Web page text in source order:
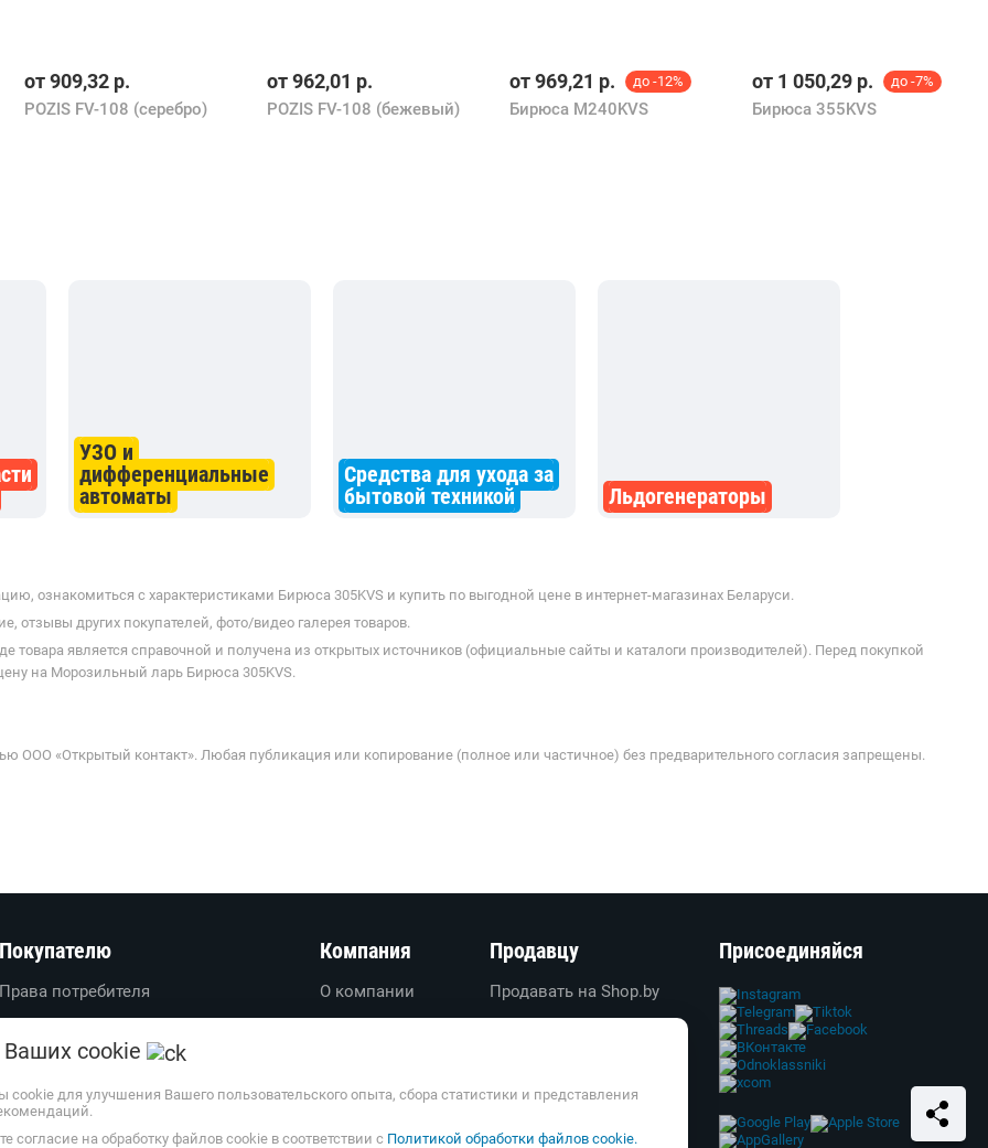
от909,32 р.
POZIS FV-108 (серебро)
от962,01 р.
POZIS FV-108 (бежевый)
от969,21 р. до -12%
Бирюса M240KVS
от 1 050,29 р. до -7%
Бирюса 355KVS
УЗО и
дифференциальные
автоматы
Средства для ухода за
бытовой техникой
Льдогенераторы
ознакомиться с характеристиками Бирюса 305KVS и купить по выгодной цене в интернет-магазинах Беларуси.
отзывы других покупателей, фото/видео галерея товаров.
товара является справочной и получена из открытых источников (официальные сайты и каталоги производителей). Перед покупкой
на Морозильный ларь Бирюса 305KVS.
ООО «Открытый контакт». Любая публикация или копирование (полное или частичное) без предварительного согласия запрещены.
Покупателю
Права потребителя
ответы
соглашение
Политика обработки
данных
Компания
О компании
О проекте
Обратная связь
Продавцу
Продавать на Shop.by
Создать свой магазин
Реклама
Присоединяйся
cookie
cookie для улучшения Вашего пользовательского опыта, сбора статистики и представления
согласие на обработку файлов cookie в соответствии с Политикой обработки файлов cookie.